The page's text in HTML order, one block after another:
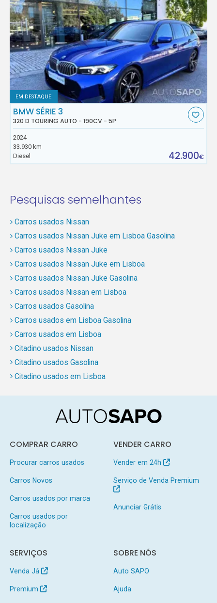
EM DESTAQUE
BMW SÉRIE 3
320 D TOURING AUTO - 190CV - 5P
2024
33.930 km
Diesel
42.900€
Pesquisas semelhantes
Carros usados Nissan
Carros usados Nissan Juke em Lisboa Gasolina
Carros usados Nissan Juke
Carros usados Nissan Juke em Lisboa
Carros usados Nissan Juke Gasolina
Carros usados Nissan em Lisboa
Carros usados Gasolina
Carros usados em Lisboa Gasolina
Carros usados em Lisboa
Citadino usados Nissan
Citadino usados Gasolina
Citadino usados em Lisboa
COMPRAR CARRO
Procurar carros usados
Carros Novos
Carros usados por marca
Carros usados por
localização
VENDER CARRO
Vender em 24h
Serviço de Venda Premium
Anunciar Grátis
SERVIÇOS
Venda Já
Premium
SOBRE NÓS
Auto SAPO
Ajuda